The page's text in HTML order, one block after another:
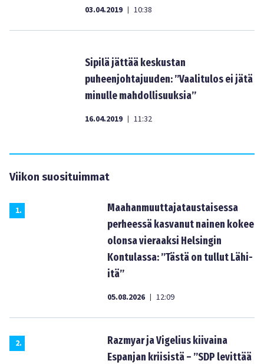
03.04.2019 | 10:38
Sipilä jättää keskustan
puheenjohtajuuden: ”Vaalitulos ei jätä
minulle mahdollisuuksia”
16.04.2019 | 11:32
Viikon suosituimmat
1.
Maahanmuuttajataustaisessa
perheessä kasvanut nainen kokee
olonsa vieraaksi Helsingin
Kontulassa: ”Tästä on tullut Lähi-
itä”
05.08.2026 | 12:09
2.
Razmyar ja Vigelius kiivaina
Espanjan kriisistä – ”SDP levittää